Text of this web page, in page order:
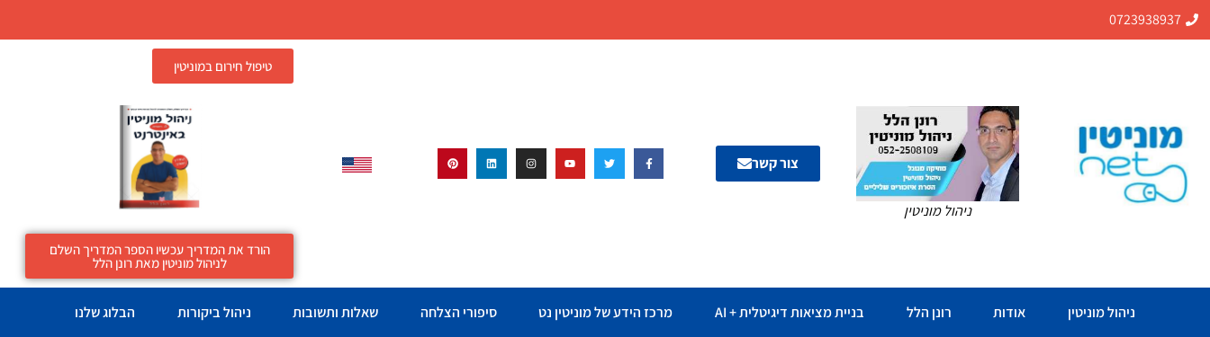
0723938937
ניהול מוניטין
צור קשר
טיפול חירום במוניטין
הורד את המדריך עכשיו הספר המדריך השלם
לניהול מוניטין מאת רונן הלל
ניהול מוניטין אודות רונן הלל בניית מציאות דיגיטלית + AI מרכז הידע של מוניטין נט סיפורי הצלחה שאלות ותשובות ניהול ביקורות הבלוג שלנו